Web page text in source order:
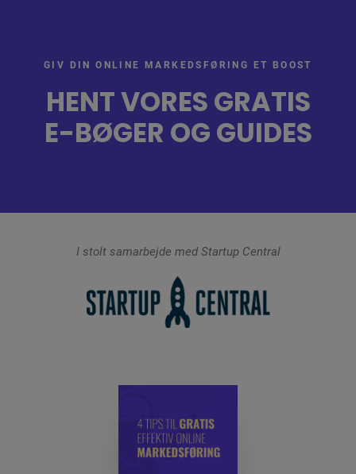
GIV DIN ONLINE MARKEDSFØRING ET BOOST
HENT VORES GRATIS
E-BØGER OG GUIDES
I stolt samarbejde med Startup Central